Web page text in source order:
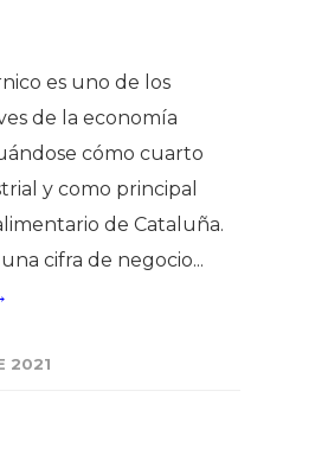
es uno de los
de la economía
cómo cuarto
y como principal
de Cataluña.
cifra de negocio...
2021